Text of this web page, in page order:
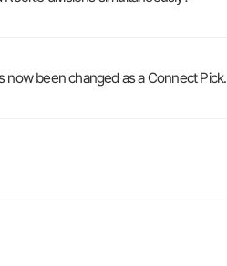
now been changed as a Connect Pick.